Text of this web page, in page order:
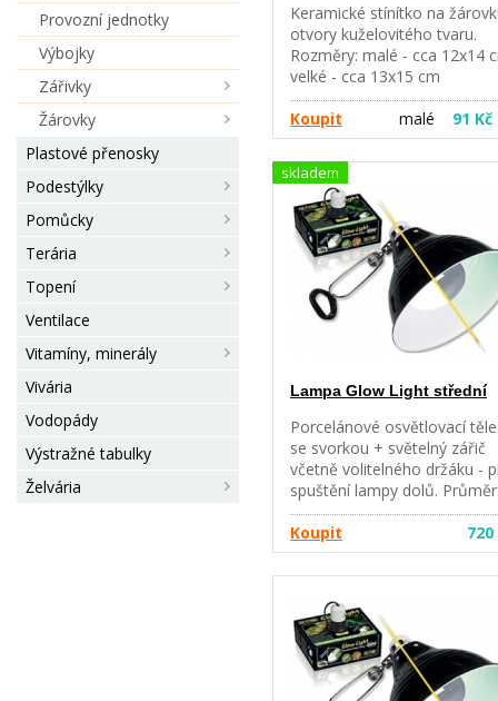
Provozní jednotky
Výbojky
Zářivky
Žárovky
Plastové přenosky
Podestýlky
Pomůcky
Terária
Topení
Ventilace
Vitamíny, minerály
Vivária
Vodopády
Výstražné tabulky
Želvária
Keramické stínítko na
otvory kuželovitého tvaru.
Rozměry: malé - cca 12x14
velké - cca 13x15 cm
Koupit
malé 91 Kč
skladem
Lampa Glow Light střední
Porcelánové osvětlovací
se svorkou + světelný zářič
včetně volitelného držáku -
spuštění lampy dolů.
21 cm. Výška : 17cm. Vhodná
pro žárovky do 150 W.
noční osvětlovací těleso v
jednom, poskytuje
dlouhotrvající světelný a
odrazný efekt má
žáruvzdornou porcelánovou
objímku. Je ideální pro
všech druhů
Koupit 720